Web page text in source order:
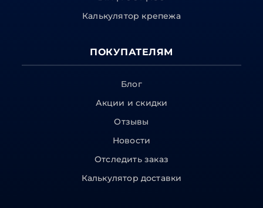
Калькулятор крепежа
ПОКУПАТЕЛЯМ
Блог
Акции и скидки
Отзывы
Новости
Отследить заказ
Калькулятор доставки